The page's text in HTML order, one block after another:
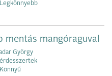
Legkönnyebb
mentás mangóraguval
György
Könnyű